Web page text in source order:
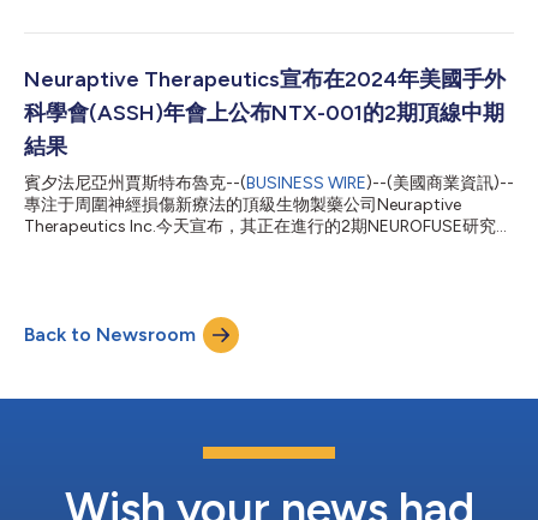
略指導和產業專業知識，以支援公司的發展與商業化策略。
Technology, Inc.執行長；在此之前，他於2008年至2014年擔任
Lundbeck執行長。2002年至2008年，他是Wyeth管理委員會成
員，並于2002年至2005年擔任Wyeth Consumer Healthcare全
球總裁，隨後擔任歐洲/中東/非洲區總裁直至2008年Wyeth被
Pfizer收購。 Ulf還在多家公司的董事會擔任董事，包括總部位於比
利時布魯塞爾的全球生物製藥公司UCB、瑞典隆德的Alfa Laval
AB、瑞典斯德哥爾摩的SIGRID Therape...
Neuraptive Therapeutics宣布在2024年美國手外
科學會(ASSH)年會上公布NTX-001的2期頂線中期
結果
賓夕法尼亞州賈斯特布魯克--(BUSINESS WIRE)--(美國商業資訊)--
專注于周圍神經損傷新療法的頂級生物製藥公司Neuraptive
Therapeutics Inc.今天宣布，其正在進行的2期NEUROFUSE研究的
的呈報論文獲頒10佳論文稱號，將由華盛頓大學的David Brogan
博士在9月19日（星期四）的科學論文會議期間進行呈報。 此次呈
報將重點介紹NEUROFUSE研究的24周分析的中期發現，該研究旨
和有效性。NTX-001是一種藥物-器材組合，旨在提高與標準手術
發做為周圍神經損傷新型治療選擇的NTX-001的一個重要里程
碑。 24周時的主要中期發現包括： 相較單獨的標準治療，NTX-
Back to Newsroom
Wish your news had